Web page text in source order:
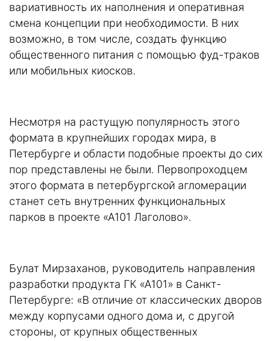
вариативность их наполнения и оперативная
смена концепции при необходимости. В них
возможно, в том числе, создать функцию
общественного питания с помощью фуд-траков
или мобильных киосков.
Несмотря на растущую популярность этого
формата в крупнейших городах мира, в
Петербурге и области подобные проекты до сих
пор представлены не были. Первопроходцем
этого формата в петербургской агломерации
станет сеть внутренних функциональных
парков в проекте «А101 Лаголово».
Булат Мирзаханов, руководитель направления
разработки продукта ГК «А101» в Санкт-
Петербурге: «В отличие от классических дворов
между корпусами одного дома и, с другой
стороны, от крупных общественных